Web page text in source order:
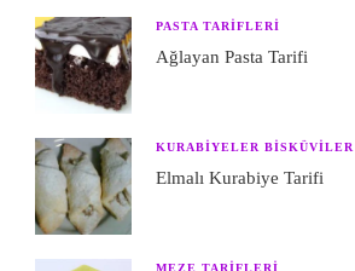
PASTA TARIFLERI
Ağlayan Pasta Tarifi
KURABIYELER BISKÜVILER
Elmalı Kurabiye Tarifi